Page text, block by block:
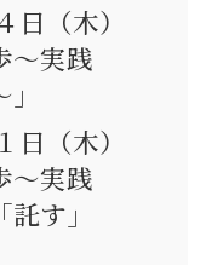
（木）
～実践
（木）
～実践
す」